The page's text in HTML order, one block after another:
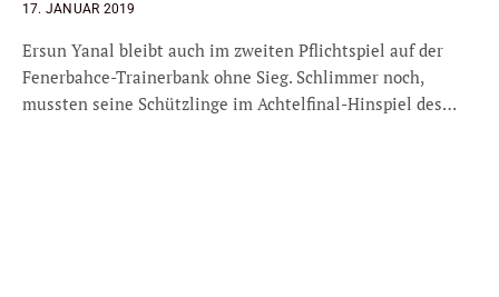
17. JANUAR 2019
Ersun Yanal bleibt auch im zweiten Pflichtspiel auf der
Fenerbahce-Trainerbank ohne Sieg. Schlimmer noch,
mussten seine Schützlinge im Achtelfinal-Hinspiel des…